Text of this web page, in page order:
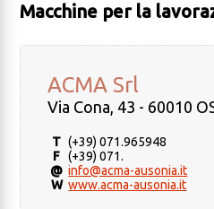
Macchine per la
ACMA Srl
Via Cona, 43 - 60010
T (+39) 071.965948
F (+39) 071.
@ info@acma-ausonia.it
W www.acma-ausonia.it